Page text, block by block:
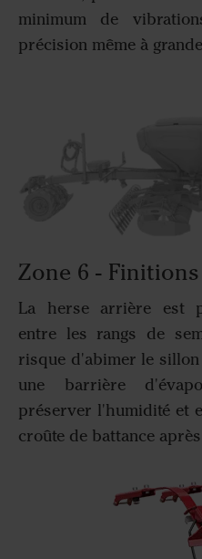
minimum de
précision même à
Zone 6 - Finitions
La herse arrière est
entre les rangs de
risque d'abimer le
une barrière
préserver l'humidité et
croûte de battance